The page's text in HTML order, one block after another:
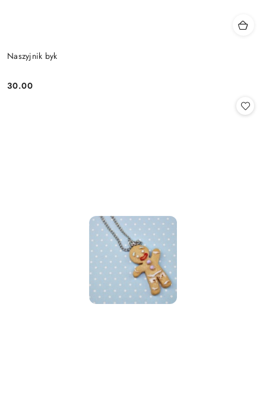
Naszyjnik byk
Cena:
30.00